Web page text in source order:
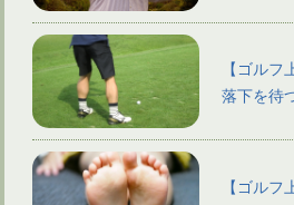
【ゴル
落下を待
【ゴル